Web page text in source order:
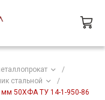
/
стальной
/
мм 50ХФА ТУ 14-1-950-86